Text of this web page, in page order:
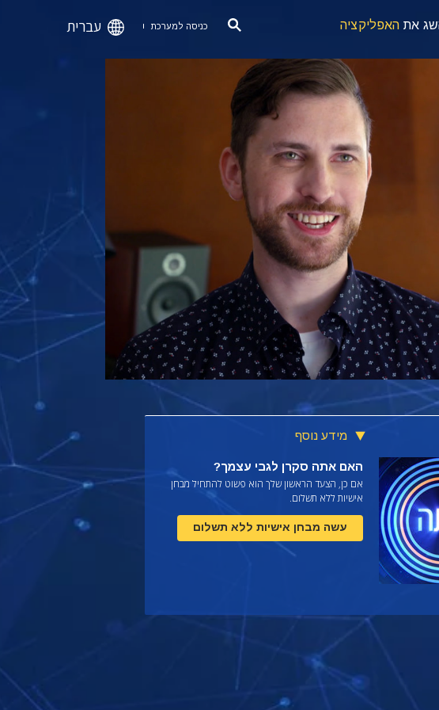
את האפליקציה כניסה למערכת עברית
מידע נוסף
האם אתה סקרן לגבי עצמך?
אם כן, הצעד הראשון שלך הוא פשוט להתחיל מבחן
אישיות ללא תשלום.
עשה מבחן אישיות ללא תשלום